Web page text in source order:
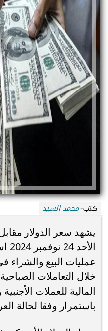
كتب-محمد السيد
يشهد سعر الدولار
عمليات البيع والشراء
خلال التعاملات
المالية للعملات
باستمرار وفقا لحالة